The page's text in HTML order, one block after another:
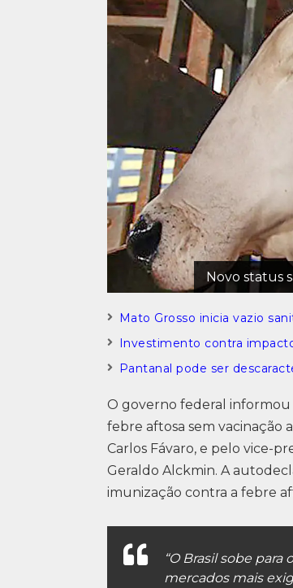
Novo status
Mato Grosso inicia vazio
Investimento contra
Pantanal pode ser
O governo federal informou
febre aftosa sem vacinação
Carlos Fávaro, e pelo vice-
Geraldo Alckmin. A
imunização contra a febre
“O Brasil sobe
mercados mais